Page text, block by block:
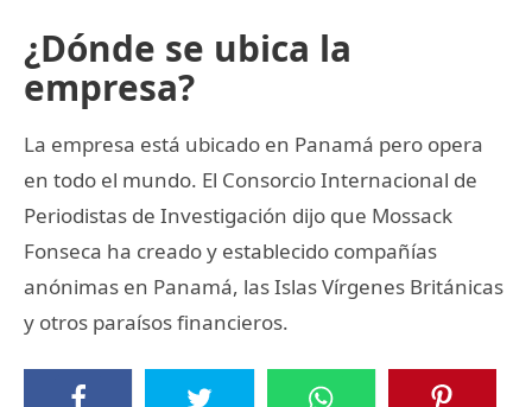
¿Dónde se ubica la
empresa?
La empresa está ubicado en Panamá pero opera
en todo el mundo. El Consorcio Internacional de
Periodistas de Investigación dijo que Mossack
Fonseca ha creado y establecido compañías
anónimas en Panamá, las Islas Vírgenes Británicas
y otros paraísos financieros.